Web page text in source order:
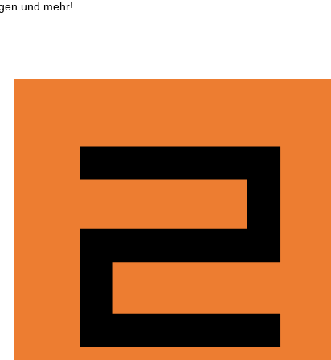
und mehr!